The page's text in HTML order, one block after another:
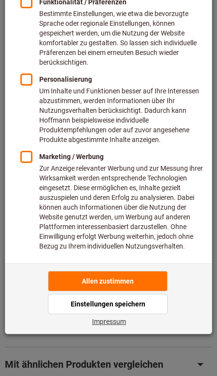
Setpreis 200 Paar (0,22 € / 1 Paar)
zzgl. Versandkosten
Netto: 37,10 €
200
In den Warenkorb
Sofort lieferbar Lieferzeit ca.1-2 Werktage
Artikel merken Artikel teilen
Blätterkatalog
Produktdetails
Beschreibung
Downloads & Dokumente
Mit ähnlichen Produkten vergleichen